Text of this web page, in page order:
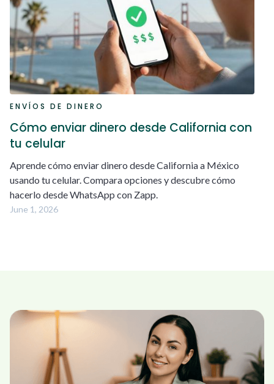
ENVÍOS DE DINERO
Cómo enviar dinero desde California con
tu celular
Aprende cómo enviar dinero desde California a México
usando tu celular. Compara opciones y descubre cómo
hacerlo desde WhatsApp con Zapp.
June 1, 2026